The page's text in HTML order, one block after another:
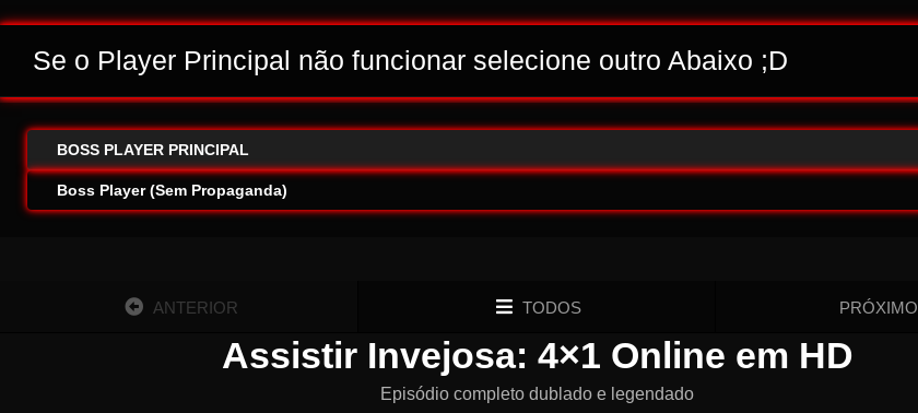
Se o Player Principal não funcionar selecione outro Abaixo ;D
BOSS PLAYER PRINCIPAL
Boss Player (Sem Propaganda)
ANTERIOR TODOS PRÓXIMO
Assistir Invejosa: 4×1 Online em HD
Episódio completo dublado e legendado